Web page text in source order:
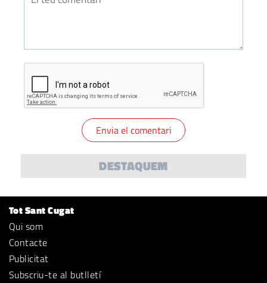
DESTAQUEM
Tot Sant Cugat
Qui som
Contacte
Publicitat
Subscriu-te al butlletí